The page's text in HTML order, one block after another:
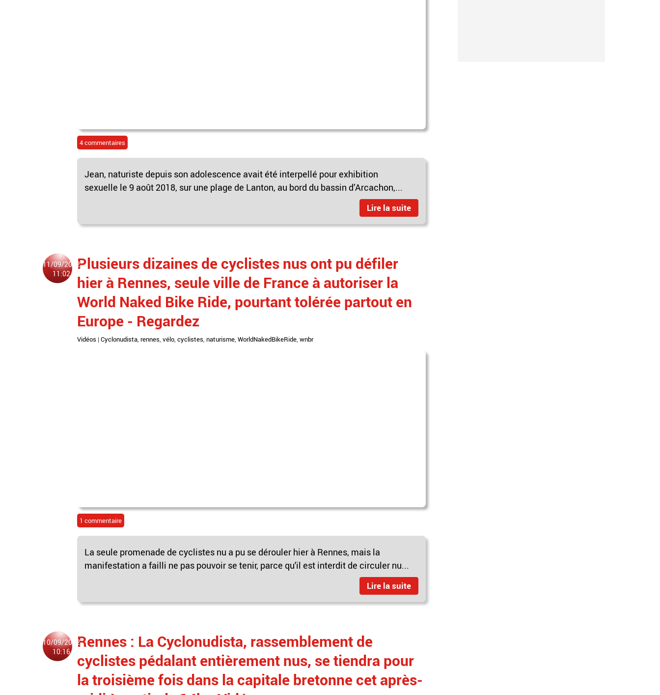
4 commentaires
Jean, naturiste depuis son adolescence avait été interpellé pour exhibition
sexuelle le 9 août 2018, sur une plage de Lanton, au bord du bassin d’Arcachon,...
Lire la suite
11/09/2022
11:02
Plusieurs dizaines de cyclistes nus ont pu défiler
hier à Rennes, seule ville de France à autoriser la
World Naked Bike Ride, pourtant tolérée partout en
Europe - Regardez
Vidéos | Cyclonudista rennes vélo cyclistes naturisme WorldNakedBikeRide wnbr
1 commentaire
La seule promenade de cyclistes nu a pu se dérouler hier à Rennes, mais la
manifestation a failli ne pas pouvoir se tenir, parce qu'il est interdit de circuler nu...
Lire la suite
10/09/2022
10:16
Rennes : La Cyclonudista, rassemblement de
cyclistes pédalant entièrement nus, se tiendra pour
la troisième fois dans la capitale bretonne cet après-